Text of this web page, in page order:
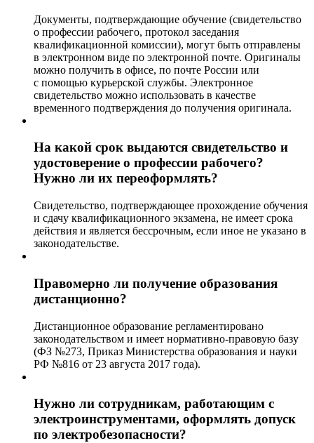
Документы, подтверждающие обучение (свидетельство
о профессии рабочего, протокол заседания
квалификационной комиссии), могут быть отправлены
в электронном виде по электронной почте. Оригиналы
можно получить в офисе, по почте России или
с помощью курьерской службы. Электронное
свидетельство можно использовать в качестве
временного подтверждения до получения оригинала.
На какой срок выдаются свидетельство и
удостоверение о профессии рабочего?
Нужно ли их переоформлять?
Свидетельство, подтверждающее прохождение обучения
и сдачу квалификационного экзамена, не имеет срока
действия и является бессрочным, если иное не указано в
законодательстве.
Правомерно ли получение образования
дистанционно?
Дистанционное образование регламентировано
законодательством и имеет нормативно-правовую базу
(ФЗ №273, Приказ Министерства образования и науки
РФ №816 от 23 августа 2017 года).
Нужно ли сотрудникам, работающим с
электроинструментами, оформлять допуск
по электробезопасности?